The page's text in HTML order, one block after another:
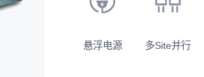
悬浮电源 多Site并行